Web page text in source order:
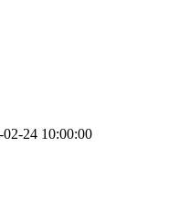
02-24 10:00:00